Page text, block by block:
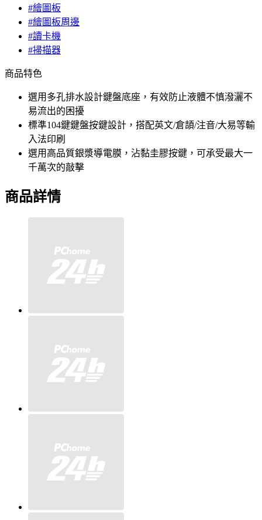
#繪圖板
#繪圖板周邊
#讀卡機
#掃描器
商品特色
選用多孔排水設計鍵盤底座，有效防止液體不慎潑灑不
易流出的困擾
標準104鍵鍵盤按鍵設計，搭配英文/倉頡/注音/大易等輸
入法印刷
選用高品質銀漿導電膜，沾黏圭膠按鍵，可承受最大一
千萬次的敲擊
商品詳情